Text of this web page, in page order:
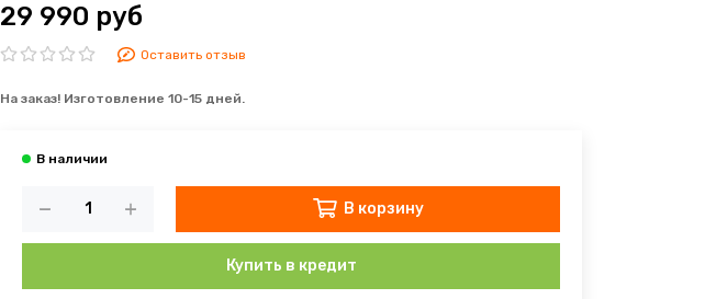
29 990 руб
Оставить отзыв
На заказ! Изготовление 10-15 дней.
В корзину
Купить в кредит